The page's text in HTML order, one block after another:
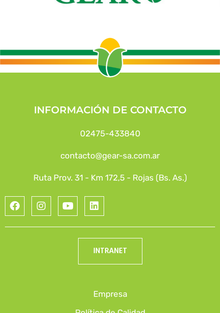
INFORMACIÓN DE CONTACTO
02475-433840
contacto@gear-sa.com.ar
Ruta Prov. 31 - Km 172,5 - Rojas (Bs. As.)
INTRANET
Empresa